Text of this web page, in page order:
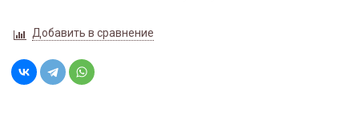
Добавить в сравнение